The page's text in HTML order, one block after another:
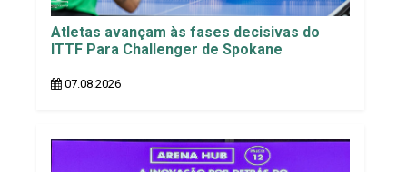
Atletas avançam às fases decisivas do
ITTF Para Challenger de Spokane
07.08.2026